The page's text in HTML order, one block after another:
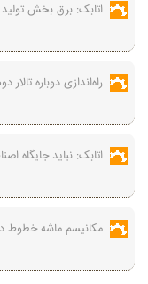
اتابک: برق بخش
راه‌اندازی دوباره
اتابک: نباید جایگاه
مکانیسم ماشه خطوط